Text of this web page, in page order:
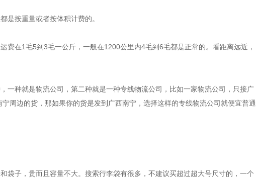
是按重量或者按体积计费的。
费在1毛5到3毛一公斤，一般在1200公里内4毛到6毛都是正常的。看距离远近，
一种就是物流公司，第二种就是一种专线物流公司，比如一家物流公司，只接广
周边的货，那如果你的货是发到广西南宁，选择这样的专线物流公司就便宜普通
袋子，贵而且容量不大。搜索行李袋有很多，不建议买超过超大号尺寸的，一个